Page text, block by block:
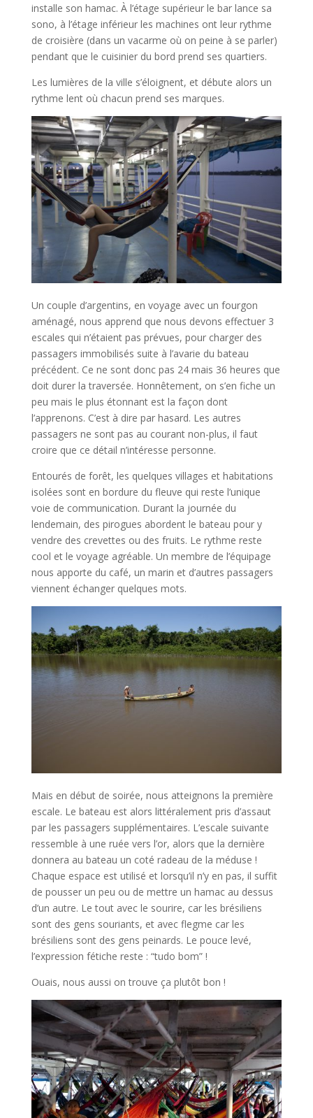
installe son hamac. À l’étage supérieur le bar lance sa
sono, à l’étage inférieur les machines ont leur rythme
de croisière (dans un vacarme où on peine à se parler)
pendant que le cuisinier du bord prend ses quartiers.
Les lumières de la ville s’éloignent, et débute alors un
rythme lent où chacun prend ses marques.
Un couple d’argentins, en voyage avec un fourgon
aménagé, nous apprend que nous devons effectuer 3
escales qui n’étaient pas prévues, pour charger des
passagers immobilisés suite à l’avarie du bateau
précédent. Ce ne sont donc pas 24 mais 36 heures que
doit durer la traversée. Honnêtement, on s’en fiche un
peu mais le plus étonnant est la façon dont
l’apprenons. C’est à dire par hasard. Les autres
passagers ne sont pas au courant non-plus, il faut
croire que ce détail n’intéresse personne.
Entourés de forêt, les quelques villages et habitations
isolées sont en bordure du fleuve qui reste l’unique
voie de communication. Durant la journée du
lendemain, des pirogues abordent le bateau pour y
vendre des crevettes ou des fruits. Le rythme reste
cool et le voyage agréable. Un membre de l’équipage
nous apporte du café, un marin et d’autres passagers
viennent échanger quelques mots.
Mais en début de soirée, nous atteignons la première
escale. Le bateau est alors littéralement pris d’assaut
par les passagers supplémentaires. L’escale suivante
ressemble à une ruée vers l’or, alors que la dernière
donnera au bateau un coté radeau de la méduse !
Chaque espace est utilisé et lorsqu’il n’y en pas, il suffit
de pousser un peu ou de mettre un hamac au dessus
d’un autre. Le tout avec le sourire, car les brésiliens
sont des gens souriants, et avec flegme car les
brésiliens sont des gens peinards. Le pouce levé,
l’expression fétiche reste : “tudo bom” !
Ouais, nous aussi on trouve ça plutôt bon !